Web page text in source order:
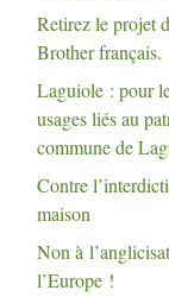
Retirez le projet
Brother français.
Laguiole : pour
usages liés au
commune de
Contre
maison
Non à
l’Europe !